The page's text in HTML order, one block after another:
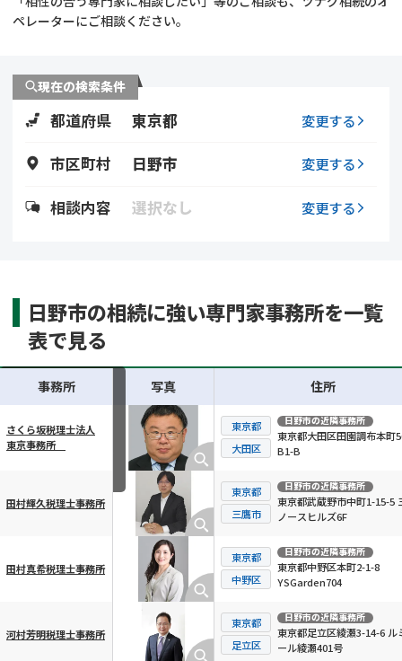
遺留分侵害額請求
相続手続き
ペレーターにご相談ください。
現在の検索条件
都道府県 東京都 変更する
市区町村 日野市 変更する
相談内容 選択なし 変更する
日野市の相続に強い専門家事務所を一覧
表で見る
横スクロール可能
事務所 写真 住所
さくら坂税理士法人
東京事務所
東京都
大田区
日野市の近隣事務所
東京都大田区田園調布本町
B1-B
田村輝久税理士事務所
東京都
三鷹市
日野市の近隣事務所
東京都武蔵野市中町1-15-5
ノースヒルズ6F
田村真希税理士事務所
東京都
中野区
日野市の近隣事務所
東京都中野区本町2-1-8
YSGarden704
河村芳明税理士事務所
東京都
足立区
日野市の近隣事務所
東京都足立区綾瀬3-14-6 ル
ール綾瀬401号